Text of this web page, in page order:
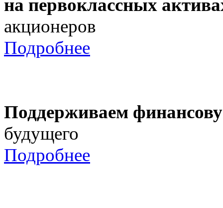
на первоклассных
акционеров
Подробнее
Поддерживаем
будущего
Подробнее